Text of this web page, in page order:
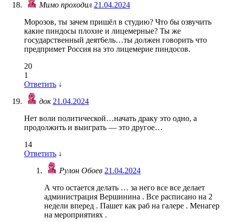
Мимо проходил 21.04.2024
Морозов, ты зачем пришёл в студию? Что бы озвучить
какие пиндосы плохие и лицемерные? Ты же
государственный деят6ель…ты должен говорить что
предпримет Россия на это лицемерие пиндосов.
20
1
Ответить ↓
док21.04.2024
Нет воли политической…начать драку это одно, а
продолжить и выиграть — это другое…
14
Ответить ↓
Рулон Обоев 21.04.2024
А что остается делать … за него все все делает
администрация Вершинина . Все расписано на 2
недели вперед . Пашет как раб на галере . Менагер
на мероприятиях .